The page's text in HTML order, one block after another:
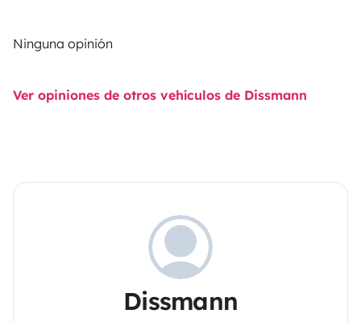
Ninguna opinión
Ver opiniones de otros vehículos de Dissmann
Dissmann